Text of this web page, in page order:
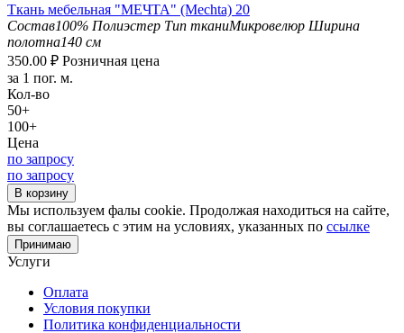
Ткань мебельная "МЕЧТА" (Mechta) 20
Состав100% Полиэстер Тип тканиМикровелюр Ширина
полотна140 см
350.00 ₽ Розничная цена
за 1 пог. м.
Кол-во
50+
100+
Цена
по запросу
по запросу
В корзину
Мы используем фалы cookie. Продолжая находиться на сайте,
вы соглашаетесь с этим на условиях, указанных по ссылке
Принимаю
Услуги
Оплата
Условия покупки
Политика конфиденциальности